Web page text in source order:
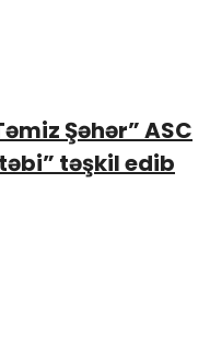
Şəhər” ASC
təşkil edib